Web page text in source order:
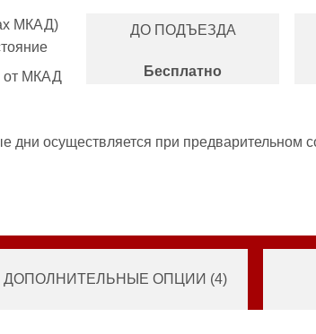
МКАД)
от МКАД
ДО ПОДЪЕЗДА
Бесплатно
дни осуществляется при предварительном
ДОПОЛНИТЕЛЬНЫЕ ОПЦИИ (4)